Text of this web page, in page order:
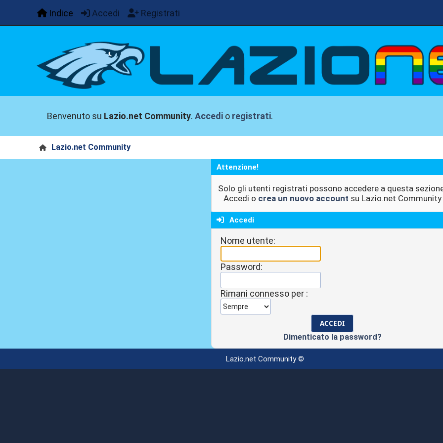
Indice Accedi Registrati
Benvenuto su Lazio.net Community.Accedi o registrati.
Lazio.net Community
Attenzione!
Solo gli utenti registrati possono accedere a questa
Accedi o crea un nuovo account su Lazio.net Community
Accedi
Nome utente:
Password:
Rimani connesso per :
Dimenticato la password?
Lazio.net Community ©